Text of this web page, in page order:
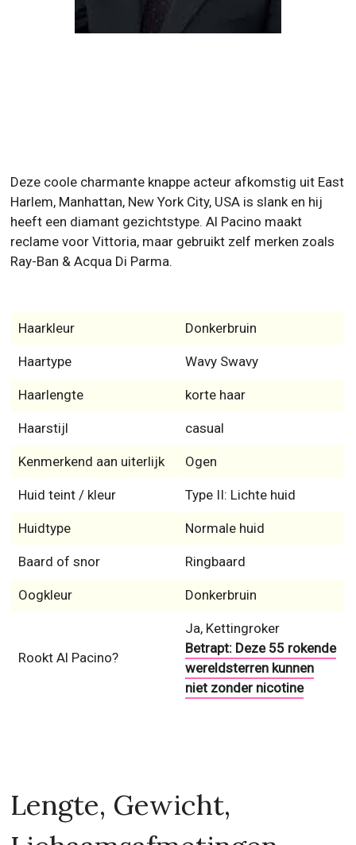
Deze coole charmante knappe acteur afkomstig uit East
Harlem, Manhattan, New York City, USA is slank en hij
heeft een diamant gezichtstype. Al Pacino maakt
reclame voor Vittoria, maar gebruikt zelf merken zoals
Ray-Ban & Acqua Di Parma.
Haarkleur Donkerbruin
Haartype Wavy Swavy
Haarlengte korte haar
Haarstijl casual
Kenmerkend aan uiterlijk Ogen
Huid teint / kleur Type II: Lichte huid
Huidtype Normale huid
Baard of snor Ringbaard
Oogkleur Donkerbruin
Rookt Al Pacino?
Ja, Kettingroker
Betrapt: Deze 55 rokende
wereldsterren kunnen
niet zonder nicotine
Lengte, Gewicht,